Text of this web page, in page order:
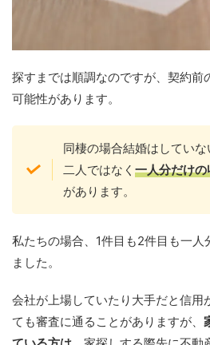
探すまでは順調なのですが、契約前
可能性があります。
同棲の場合結婚はしていな
二人ではなく 一人分だけ
があります。
私たちの場合、1件目も2件目も一
ました。
会社が上場していたり大手だと信用
ても審査に通ることがありますが、